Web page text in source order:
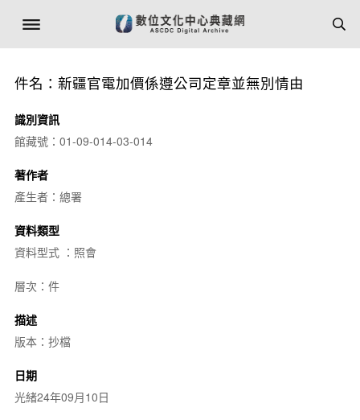
件名：新疆官電加價係遵公司定章並無別情由
識別資訊
館藏號：01-09-014-03-014
著作者
產生者：總署
資料類型
資料型式 ：照會
層次：件
描述
版本：抄檔
日期
光緒24年09月10日